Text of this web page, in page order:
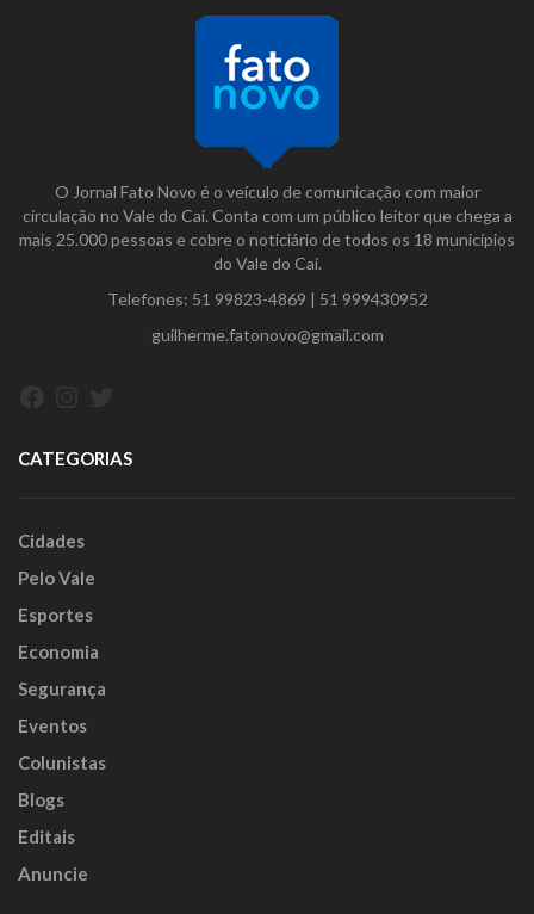
O Jornal Fato Novo é o veículo de comunicação com maior
circulação no Vale do Caí. Conta com um público leitor que chega a
mais 25.000 pessoas e cobre o noticiário de todos os 18 municípios
do Vale do Caí.
Telefones: 51 99823-4869 | 51 999430952
guilherme.fatonovo@gmail.com
CATEGORIAS
Cidades
Pelo Vale
Esportes
Economia
Segurança
Eventos
Colunistas
Blogs
Editais
Anuncie